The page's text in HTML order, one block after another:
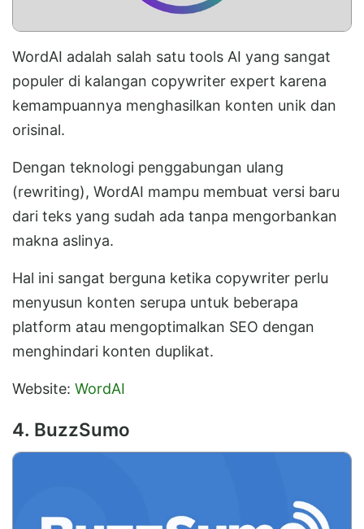
WordAI adalah salah satu tools AI yang sangat
populer di kalangan copywriter expert karena
kemampuannya menghasilkan konten unik dan
orisinal.
Dengan teknologi penggabungan ulang
(rewriting), WordAI mampu membuat versi baru
dari teks yang sudah ada tanpa mengorbankan
makna aslinya.
Hal ini sangat berguna ketika copywriter perlu
menyusun konten serupa untuk beberapa
platform atau mengoptimalkan SEO dengan
menghindari konten duplikat.
Website: WordAI
4. BuzzSumo